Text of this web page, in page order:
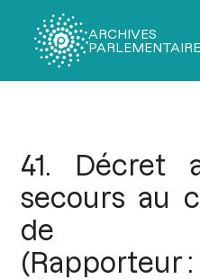
ARCHIVES
41. Décret
secours au
de
(Rapporteur